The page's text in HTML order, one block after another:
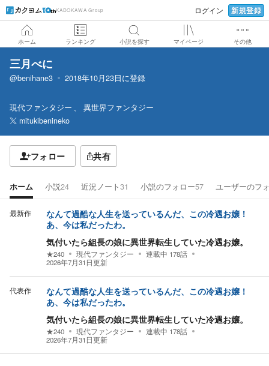
KADOKAWA Group ログイン 新規登録
ホーム ランキング 小説を探す マイページ その他
三月べに
@benihane3 2018年10月23日に登録
現代ファンタジー
異世界ファンタジー
mitukibenineko
フォロー 共有
ホーム 小説24 近況ノート31 小説のフォロー57 ユーザーのフ
最新作
なんて過酷な人生を送っているんだ、この冷遇お嬢！
あ、今は私だったわ。
気付いたら組長の娘に異世界転生していた冷遇お嬢。
★240 現代ファンタジー 連載中 178話
2026年7月31日更新
代表作
なんて過酷な人生を送っているんだ、この冷遇お嬢！
あ、今は私だったわ。
気付いたら組長の娘に異世界転生していた冷遇お嬢。
★240 現代ファンタジー 連載中 178話
2026年7月31日更新